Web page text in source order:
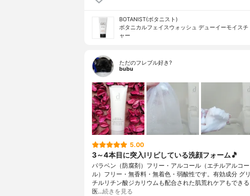
BOTANIST(ボタニスト)
ボタニカルフェイスウォッシュ デューイーモイスチ
ャー
ただのフレブル好き?
bubu
5.00
3～4本目に突入❕リピしている洗顔フォーム🎵
パラベン（防腐剤）フリー・アルコール（エチルアルコー
ル）フリー・無香料・無着色・弱酸性です。有効成分 グリ
チルリチン酸ジカリウムも配合された肌荒れケアもできる
医…続きを見る